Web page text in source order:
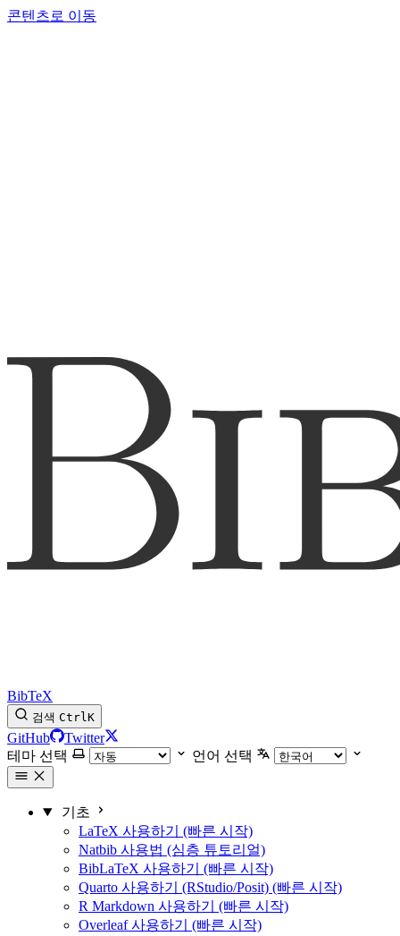
콘텐츠로 이동
BibTeX
검색 CtrlK
GitHub
Twitter
테마 선택
언어 선택
기초
LaTeX 사용하기 (빠른 시작)
Natbib 사용법 (심층 튜토리얼)
BibLaTeX 사용하기 (빠른 시작)
Quarto 사용하기 (RStudio/Posit) (빠른 시작)
R Markdown 사용하기 (빠른 시작)
Overleaf 사용하기 (빠른 시작)